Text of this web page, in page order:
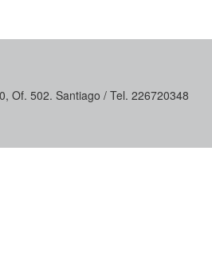
Of. 502. Santiago / Tel. 226720348